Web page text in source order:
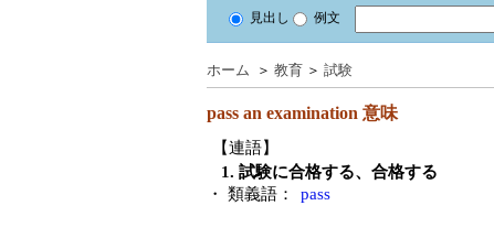
見出し 例文
ホーム ＞ 教育 ＞ 試験
pass an examination 意味
【連語】
1. 試験に合格する、合格する
・ 類義語：
pass